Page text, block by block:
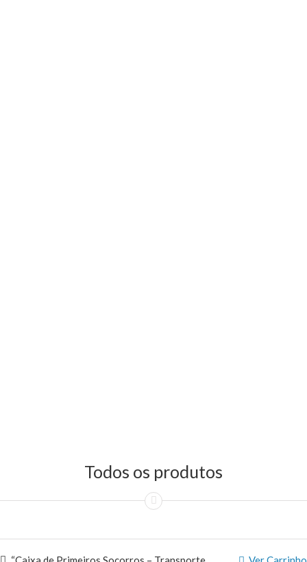
Todos os produtos